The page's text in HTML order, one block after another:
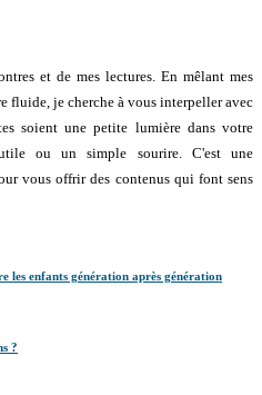
et de mes lectures. En mêlant mes
fluide, je cherche à vous interpeller avec
soient une petite lumière dans votre
ou un simple sourire. C'est une
vous offrir des contenus qui font sens
les enfants génération après génération
?